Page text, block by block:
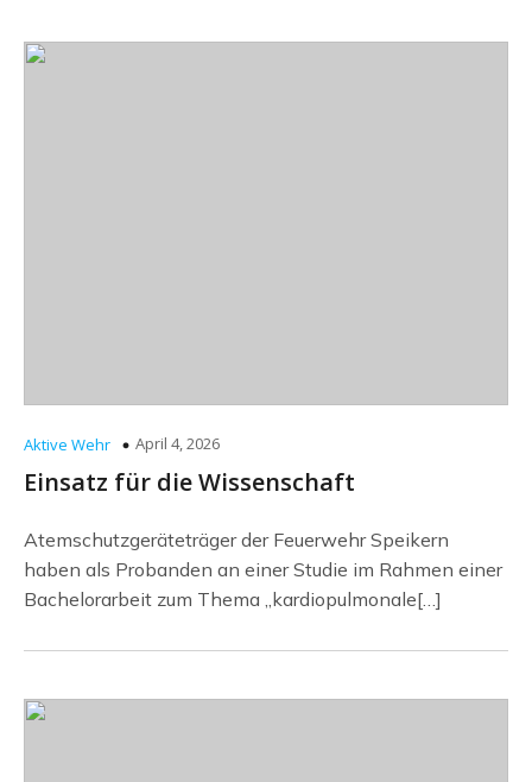
Aktive Wehr April 4, 2026
Einsatz für die Wissenschaft
Atemschutzgeräteträger der Feuerwehr Speikern
haben als Probanden an einer Studie im Rahmen einer
Bachelorarbeit zum Thema „kardiopulmonale[…]